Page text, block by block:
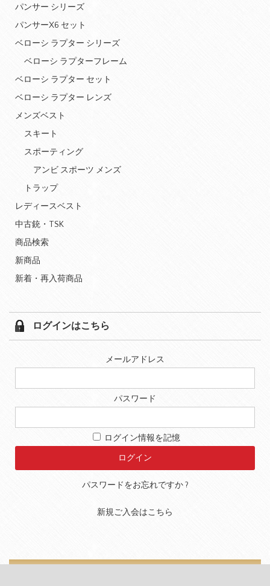
パンサー シリーズ
パンサーX6 セット
ベローシ ラプター シリーズ
ベローシ ラプターフレーム
ベローシ ラプター セット
ベローシ ラプター レンズ
メンズベスト
スキート
スポーティング
アンビ スポーツ メンズ
トラップ
レディースベスト
中古銃・TSK
商品検索
新商品
新着・再入荷商品
ログインはこちら
メールアドレス
パスワード
ログイン情報を記憶
パスワードをお忘れですか ?
新規ご入会はこちら